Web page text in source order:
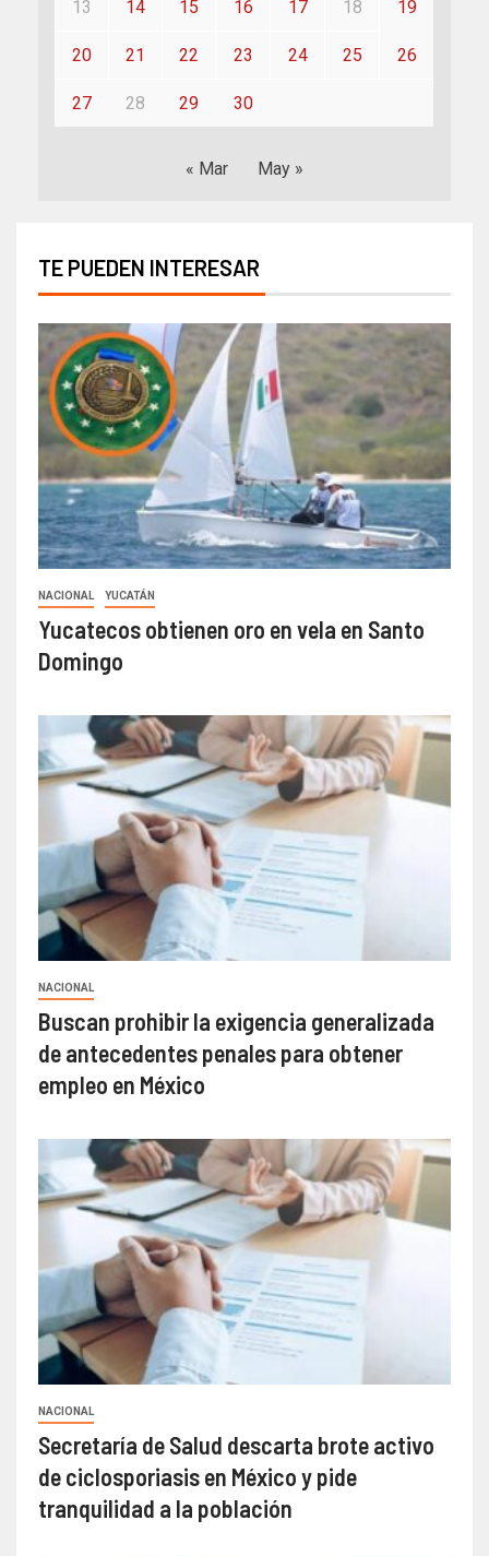
13 14 15 16 17 18 19
20 21 22 23 24 25 26
27 28 29 30
« Mar May »
TE PUEDEN INTERESAR
NACIONAL YUCATÁN
Yucatecos obtienen oro en vela en Santo
Domingo
NACIONAL
Buscan prohibir la exigencia generalizada
de antecedentes penales para obtener
empleo en México
NACIONAL
Secretaría de Salud descarta brote activo
de ciclosporiasis en México y pide
tranquilidad a la población